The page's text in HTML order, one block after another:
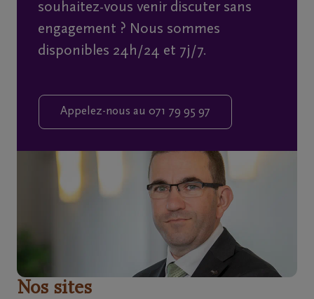
Contact
Organiser
funérailles
Avis
de
Questions
souhaitez-vous venir discuter sans
engagement ? Nous sommes
disponibles 24h/24 et 7j/7.
Appelez-nous au 071 79 95 97
Nos sites